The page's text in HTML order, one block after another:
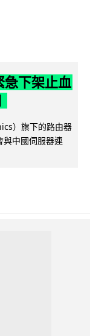
急下架止血
）旗下的路由器
與中國伺服器連